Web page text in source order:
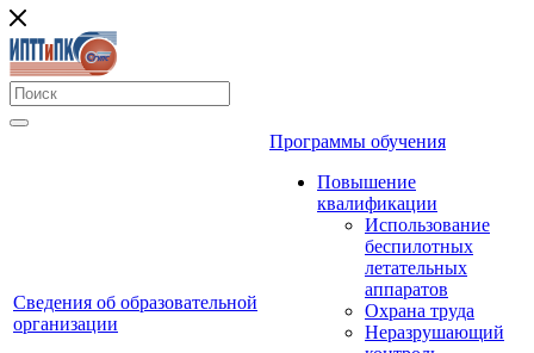
Сведения об образовательной
организации
Программы обучения
Повышение
квалификации
Использование
беспилотных
летательных
аппаратов
Охрана труда
Неразрушающий